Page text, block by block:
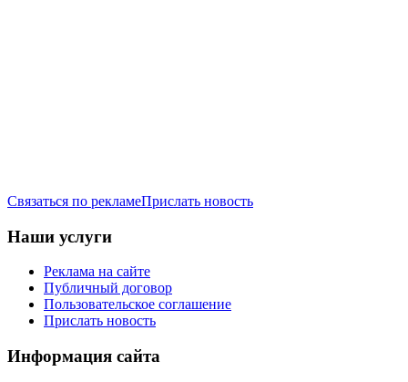
Связаться по рекламеПрислать новость
Наши услуги
Реклама на сайте
Публичный договор
Пользовательское соглашение
Прислать новость
Информация сайта